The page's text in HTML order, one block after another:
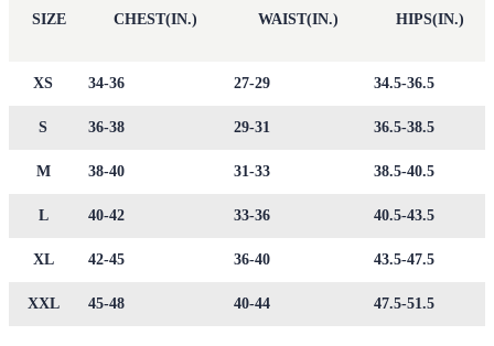
SIZE CHEST(IN.) WAIST(IN.) HIPS(IN.)
XS 34-36 27-29 34.5-36.5
S 36-38 29-31 36.5-38.5
M 38-40 31-33 38.5-40.5
L 40-42 33-36 40.5-43.5
XL 42-45 36-40 43.5-47.5
XXL 45-48 40-44 47.5-51.5